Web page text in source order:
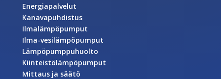
Energiapalvelut
Kanavapuhdistus
Ilmalämpöpumput
Ilma-vesilämpöpumput
Lämpöpumppuhuolto
Kiinteistölämpöpumput
Mittaus ja säätö